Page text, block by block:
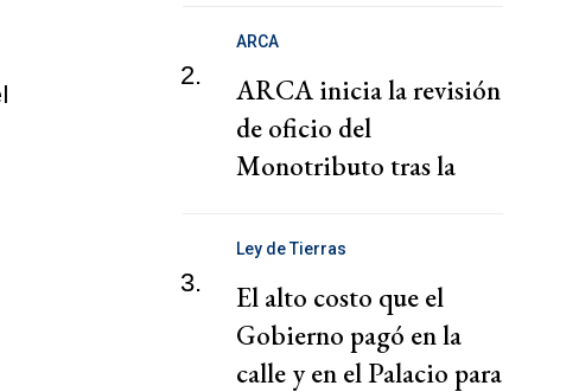
2.
ARCA
ARCA inicia la revisión
de oficio del
Monotributo tras la
3.
Ley de Tierras
El alto costo que el
Gobierno pagó en la
calle y en el Palacio para